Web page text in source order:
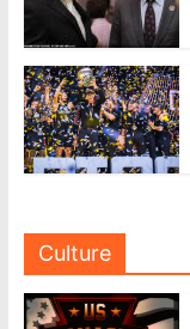
Culture